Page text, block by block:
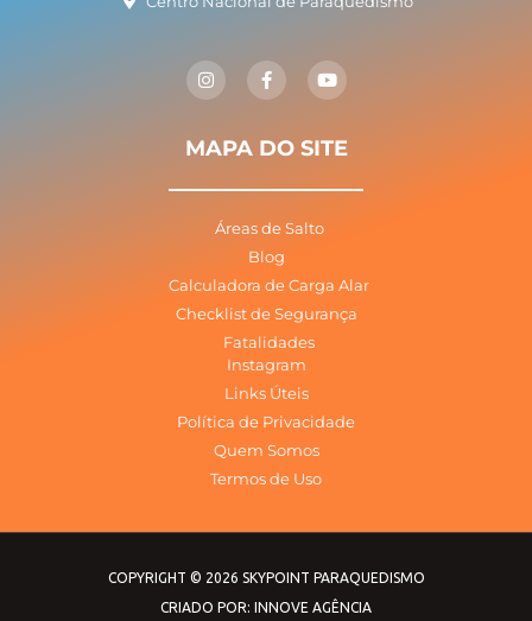
n
s
t
r
m
a
c
e
o
-
o
u
t
e
MAPA DO SITE
Áreas de Salto
Blog
Calculadora de Carga Alar
Checklist de Segurança
Fatalidades
Instagram
Links Úteis
Política de Privacidade
Quem Somos
Termos de Uso
COPYRIGHT © 2026 SKYPOINT PARAQUEDISMO
CRIADO POR: INNOVE AGÊNCIA